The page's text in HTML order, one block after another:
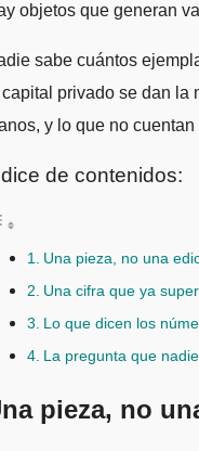
objetos que generan
sabe cuántos
privado se dan la
y lo que no
de contenidos:
Una pieza, no una
Una cifra que ya
Lo que dicen los
La pregunta que
pieza, no